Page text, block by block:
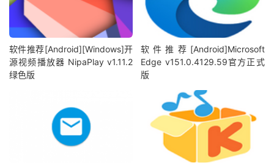
软件推荐[Android][Windows]开
源视频播放器 NipaPlay v1.11.2
绿色版
软件推荐[Android]Microsoft
Edge v151.0.4129.59官方正式
版